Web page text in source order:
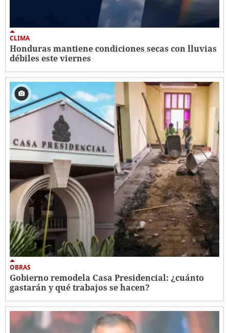
CLIMA
Honduras mantiene condiciones secas con lluvias
débiles este viernes
OBRAS
Gobierno remodela Casa Presidencial: ¿cuánto
gastarán y qué trabajos se hacen?